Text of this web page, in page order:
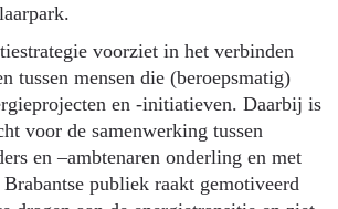
voorziet in het verbinden
tussen mensen die (beroepsmatig)
en -initiatieven. Daarbij is
voor de samenwerking tussen
en –ambtenaren onderling en met
publiek raakt gemotiveerd